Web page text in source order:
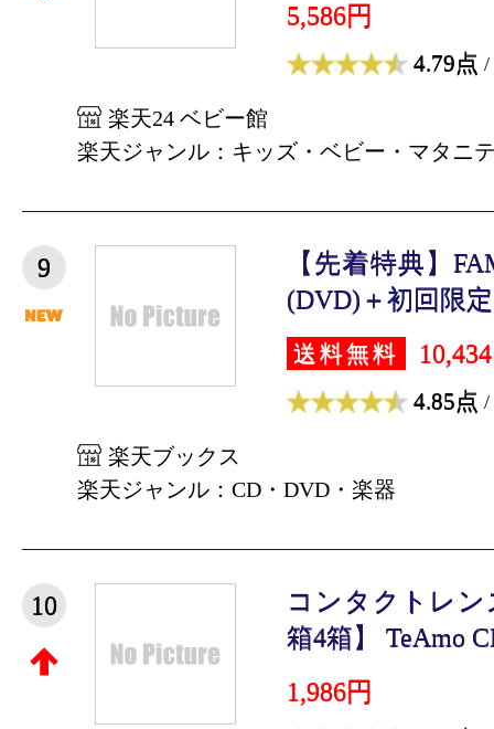
5,586円
4.79点 /
楽天24 ベビー館
楽天ジャンル：キッズ・ベビー・マタニ
9
【先着特典】
(DVD)＋初回限
送料無料
4.85点 /
楽天ブックス
楽天ジャンル：CD・DVD・楽器
10
コンタクトレ
箱4箱】 TeAmo
1,986円